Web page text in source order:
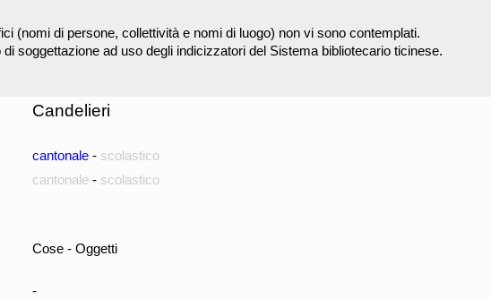
(nomi di persone, collettività e nomi di luogo) non vi sono contemplati.
soggettazione ad uso degli indicizzatori del Sistema bibliotecario ticinese.
Candelieri
cantonale - scolastico
cantonale - scolastico
Cose - Oggetti
-